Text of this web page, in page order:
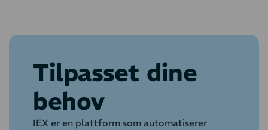
Tilpasset dine
behov
IEX er en plattform som automatiserer